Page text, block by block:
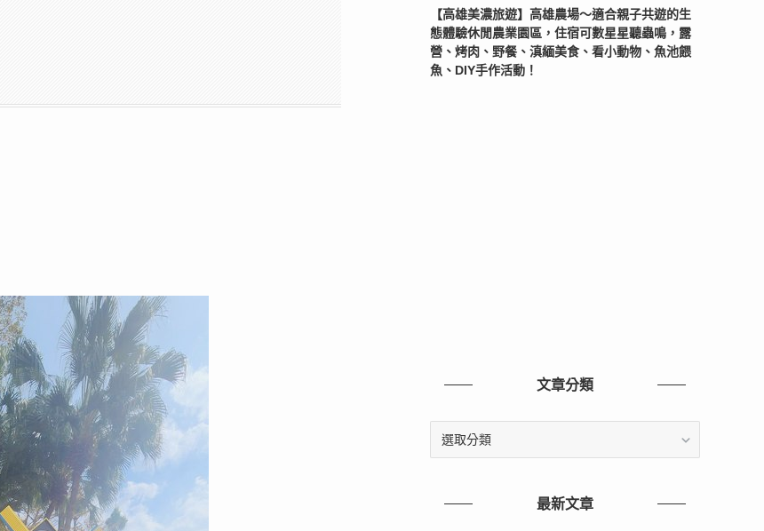
【高雄美濃旅遊】高雄農場〜適合親子共遊的生
態體驗休閒農業園區，住宿可數星星聽蟲鳴，露
營、烤肉、野餐、滇緬美食、看小動物、魚池餵
魚、DIY手作活動！
文章分類
最新文章